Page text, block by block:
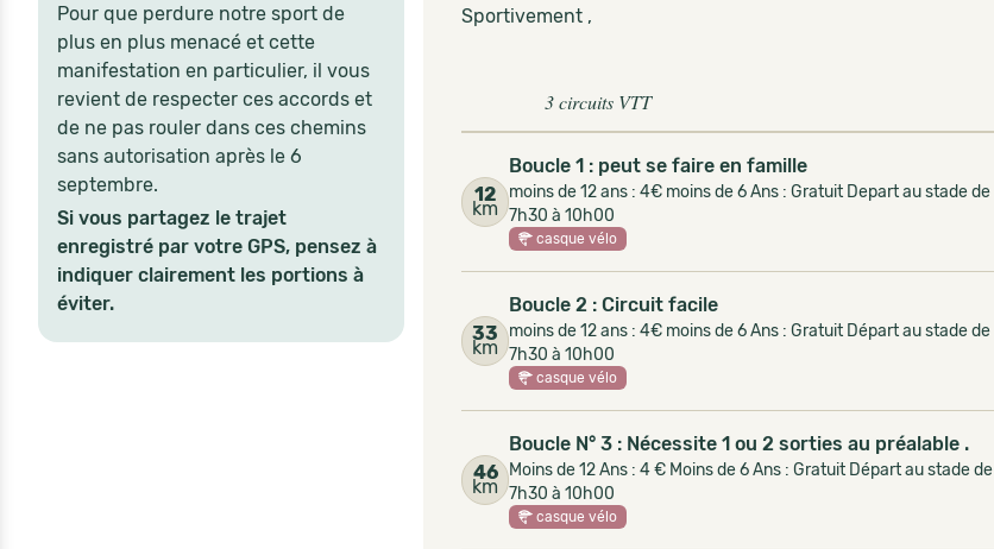
Pour que perdure notre sport de
plus en plus menacé et cette
manifestation en particulier, il vous
revient de respecter ces accords et
de ne pas rouler dans ces chemins
sans autorisation après le 6
septembre.
Si vous partagez le trajet
enregistré par votre GPS, pensez à
indiquer clairement les portions à
éviter.
Sportivement ,
3 circuits VTT
12
km
Boucle 1 : peut se faire en famille
moins de 12 ans : 4€ moins de 6 Ans : Gratuit Depart au stade de
7h30 à 10h00
casque vélo
33
km
Boucle 2 : Circuit facile
moins de 12 ans : 4€ moins de 6 Ans : Gratuit Départ au stade de
7h30 à 10h00
casque vélo
46
km
Boucle N° 3 : Nécessite 1 ou 2 sorties au préalable .
Moins de 12 Ans : 4 € Moins de 6 Ans : Gratuit Départ au stade de
7h30 à 10h00
casque vélo